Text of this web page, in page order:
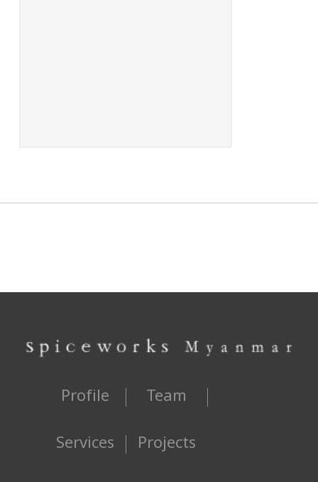
Profile
Team
Services
Projects